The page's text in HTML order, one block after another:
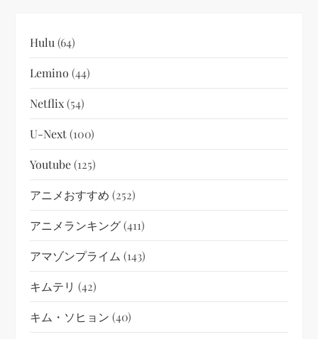
Hulu (64)
Lemino (44)
Netflix(54)
U-Next(100)
Youtube(125)
アニメおすすめ (252)
アニメランキング(411)
アマゾンプライム (143)
キムテリ (42)
キム・ソヒョン (40)